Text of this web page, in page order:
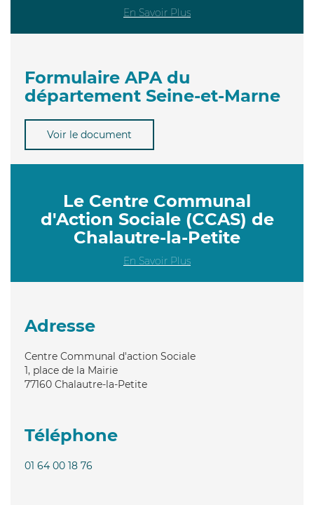
En Savoir Plus
Formulaire APA du
département Seine-et-Marne
Voir le document
Le Centre Communal
d'Action Sociale (CCAS) de
Chalautre-la-Petite
En Savoir Plus
Adresse
Centre Communal d'action Sociale
1, place de la Mairie
77160 Chalautre-la-Petite
Téléphone
01 64 00 18 76